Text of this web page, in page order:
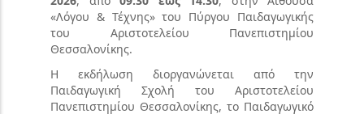
«Λόγου & Τέχνης» του Πύργου Παιδαγωγικής
του Αριστοτελείου Πανεπιστημίου
Θεσσαλονίκης.
Η εκδήλωση διοργανώνεται από την
Παιδαγωγική Σχολή του Αριστοτελείου
Πανεπιστημίου Θεσσαλονίκης, το Παιδαγωγικό